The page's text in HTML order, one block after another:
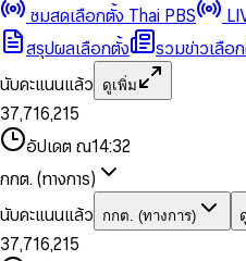
ชมสดเลือกตั้ง Thai PBS
สรุปผลเลือกตั้ง
รวมข่าวเลือ
นับคะแนนแล้ว
ดูเพิ่ม
0
1
2
3
4
5
6
8
9
2
3
4
5
6
7
8
9
,
2
4
6
7
8
9
0
1
2
3
4
5
6
7
8
1
3
5
6
7
8
9
,
1
2
4
5
7
8
9
0
1
3
4
6
7
8
0
2
3
4
5
7
8
อัปเดต ณ14:32
กกต. (ทางการ)
นับคะแนนแล้ว
กกต. (ทางการ)
0
1
2
3
0
1
2
4
5
6
7,
0
1
2
4
6
7
0
1
0
1
3
5
6,
1
2
0
1
0
2
3
4
5